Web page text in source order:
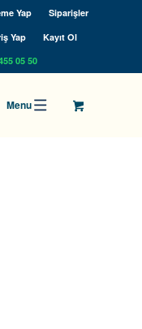
Yap
Siparişler
Yap
Kayıt Ol
05 50